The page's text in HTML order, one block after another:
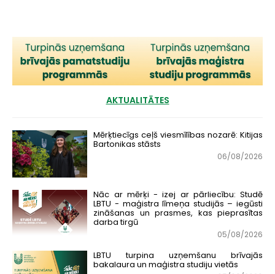
AKTUALITĀTES
Mērķtiecīgs ceļš viesmīlības nozarē: Kitijas
Bartonikas stāsts
06/08/2026
Nāc ar mērķi - izej ar pārliecību: Studē
LBTU - maģistra līmeņa studijās – iegūsti
zināšanas un prasmes, kas pieprasītas
darba tirgū
05/08/2026
LBTU turpina uzņemšanu brīvajās
bakalaura un maģistra studiju vietās